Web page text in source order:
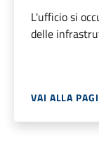
L'ufficio si
delle
VAI ALLA